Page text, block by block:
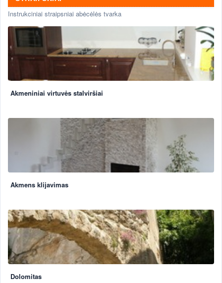
Instrukciniai straipsniai abėcėlės tvarka
Akmeniniai virtuvės stalviršiai
Akmens klijavimas
Dolomitas